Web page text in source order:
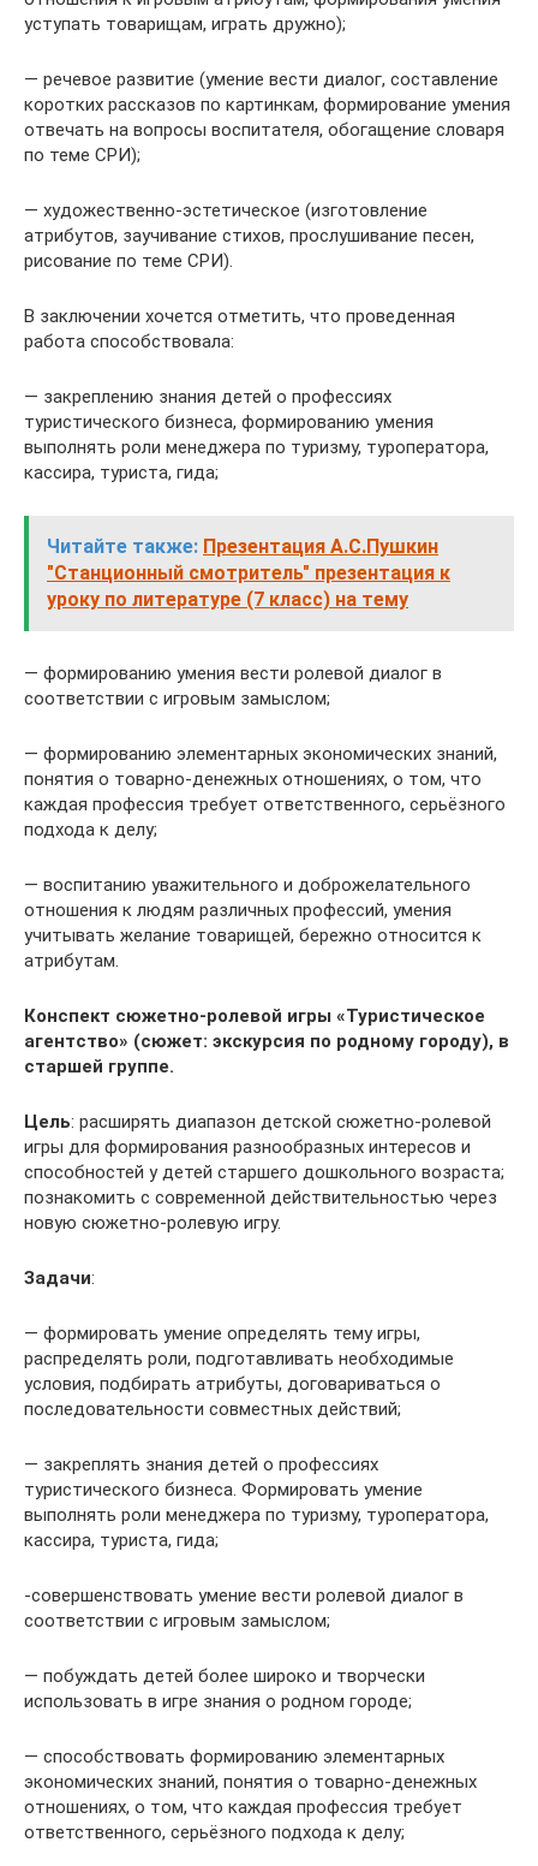
уступать товарищам, играть дружно);
— речевое развитие (умение вести диалог, составление
коротких рассказов по картинкам, формирование умения
отвечать на вопросы воспитателя, обогащение словаря
по теме СРИ);
— художественно-эстетическое (изготовление
атрибутов, заучивание стихов, прослушивание песен,
рисование по теме СРИ).
В заключении хочется отметить, что проведенная
работа способствовала:
— закреплению знания детей о профессиях
туристического бизнеса, формированию умения
выполнять роли менеджера по туризму, туроператора,
кассира, туриста, гида;
Читайте также: Презентация А.С.Пушкин
"Станционный смотритель" презентация к
уроку по литературе (7 класс) на тему
— формированию умения вести ролевой диалог в
соответствии с игровым замыслом;
— формированию элементарных экономических знаний,
понятия о товарно-денежных отношениях, о том, что
каждая профессия требует ответственного, серьёзного
подхода к делу;
— воспитанию уважительного и доброжелательного
отношения к людям различных профессий, умения
учитывать желание товарищей, бережно относится к
атрибутам.
Конспект сюжетно-ролевой игры «Туристическое
агентство» (сюжет: экскурсия по родному городу), в
старшей группе.
Цель: расширять диапазон детской сюжетно-ролевой
игры для формирования разнообразных интересов и
способностей у детей старшего дошкольного возраста;
познакомить с современной действительностью через
новую сюжетно-ролевую игру.
Задачи:
— формировать умение определять тему игры,
распределять роли, подготавливать необходимые
условия, подбирать атрибуты, договариваться о
последовательности совместных действий;
— закреплять знания детей о профессиях
туристического бизнеса. Формировать умение
выполнять роли менеджера по туризму, туроператора,
кассира, туриста, гида;
-совершенствовать умение вести ролевой диалог в
соответствии с игровым замыслом;
— побуждать детей более широко и творчески
использовать в игре знания о родном городе;
— способствовать формированию элементарных
экономических знаний, понятия о товарно-денежных
отношениях, о том, что каждая профессия требует
ответственного, серьёзного подхода к делу;